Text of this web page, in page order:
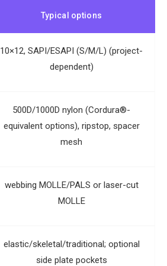
Typical options
10×12, SAPI/ESAPI (S/M/L) (project-
dependent)
500D/1000D nylon (Cordura®-
equivalent options), ripstop, spacer
mesh
webbing MOLLE/PALS or laser-cut
MOLLE
elastic/skeletal/traditional; optional
side plate pockets